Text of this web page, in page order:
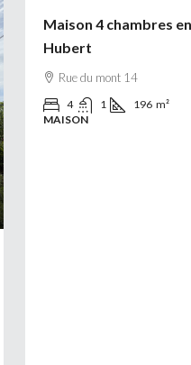
Maison 4 chambres
Hubert
Rue du mont 14
4 1 196 m²
MAISON